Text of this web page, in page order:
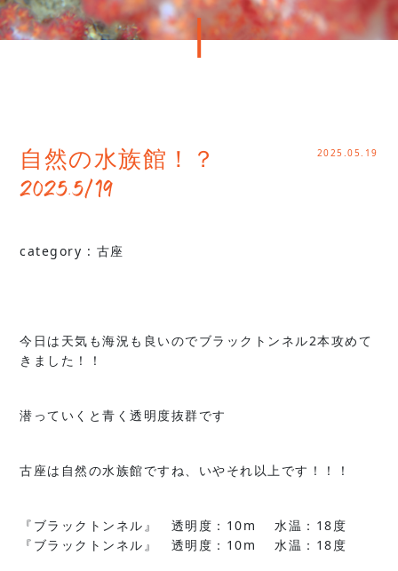
自然の水族館！？
2025.5/19
2025.05.19
category : 古座
今日は天気も海況も良いのでブラックトンネル2本攻めて
きました！！
潜っていくと青く透明度抜群です
古座は自然の水族館ですね、いやそれ以上です！！！
『ブラックトンネル』 透明度：10m 水温：18度
『ブラックトンネル』 透明度：10m 水温：18度